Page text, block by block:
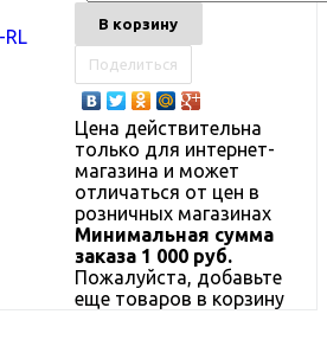
В корзину
Поделиться
Цена действительна
только для интернет-
магазина и может
отличаться от цен в
розничных магазинах
Минимальная сумма
заказа 1 000 руб.
Пожалуйста, добавьте
еще товаров в корзину